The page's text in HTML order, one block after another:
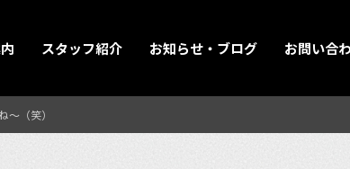
スタッフ紹介 お知らせ・ブログ お問い合
（笑）